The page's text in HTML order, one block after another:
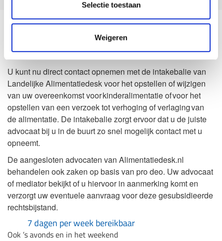
Selectie toestaan
Weigeren
Zo kan het dus ook
Waarom Landelijke Alimentatiedesk?
U kunt nu direct contact opnemen met de intakebalie van
Landelijke Alimentatiedesk voor het opstellen of wijzigen
van uw overeenkomst voor kinderalimentatie of voor het
opstellen van een verzoek tot verhoging of verlaging van
de alimentatie. De intakebalie zorgt ervoor dat u de juiste
advocaat bij u in de buurt zo snel mogelijk contact met u
opneemt.
De aangesloten advocaten van Alimentatiedesk.nl
behandelen ook zaken op basis van pro deo. Uw advocaat
of mediator bekijkt of u hiervoor in aanmerking komt en
verzorgt uw eventuele aanvraag voor deze gesubsidieerde
rechtsbijstand.
7 dagen per week bereikbaar
Ook ’s avonds en in het weekend